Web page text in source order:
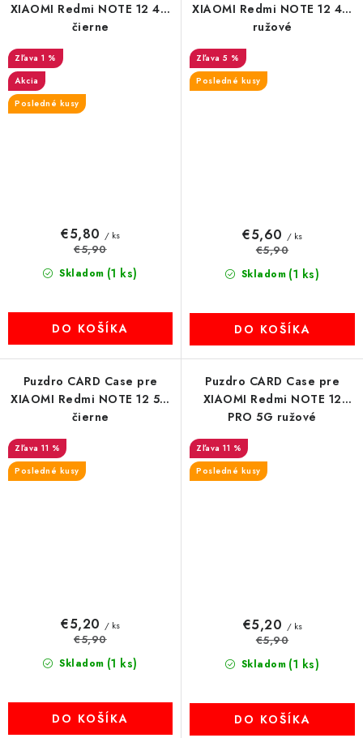
XIAOMI Redmi NOTE 12 4G
čierne
1 %
Akcia
Posledné kusy
Skladom (1 ks)
€5,80 / ks
€5,90
DO KOŠÍKA
XIAOMI Redmi NOTE 12 4G
ružové
5 %
Posledné kusy
Skladom (1 ks)
€5,60 / ks
€5,90
DO KOŠÍKA
Puzdro CARD Case pre
XIAOMI Redmi NOTE 12 5G
čierne
11 %
Posledné kusy
Skladom (1 ks)
€5,20 / ks
€5,90
DO KOŠÍKA
Puzdro CARD Case pre
XIAOMI Redmi NOTE 12
PRO 5G ružové
11 %
Posledné kusy
Skladom (1 ks)
€5,20 / ks
€5,90
DO KOŠÍKA